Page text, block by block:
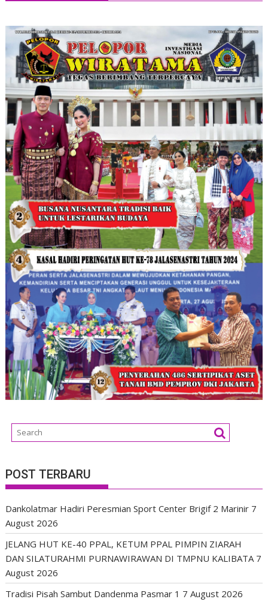
POST TERBARU
Dankolatmar Hadiri Peresmian Sport Center Brigif 2 Marinir 7
August 2026
JELANG HUT KE-40 PPAL, KETUM PPAL PIMPIN ZIARAH
DAN SILATURAHMI PURNAWIRAWAN DI TMPNU KALIBATA 7
August 2026
Tradisi Pisah Sambut Dandenma Pasmar 1 7 August 2026